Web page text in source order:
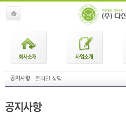
회사소개 사업소개
공지사항 온라인 상담